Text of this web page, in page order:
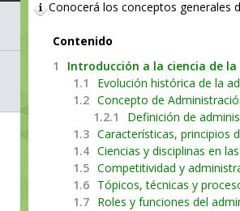
Conocerá los conceptos generales
Contenido
1
Introducción a la ciencia de
1.1
Evolución histórica de la
1.2 Concepto de
1.2.1
Definición de
1.3 Características, principios
1.4 Ciencias y disciplinas en
1.5 Competitividad y
1.6 Tópicos, técnicas y
1.7 Roles y funciones del